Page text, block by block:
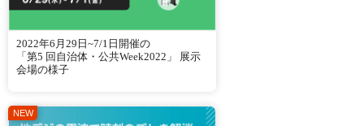
2022年6月29日~7/1日開催の
「第5 回自治体・公共Week2022」 展示
会場の様子